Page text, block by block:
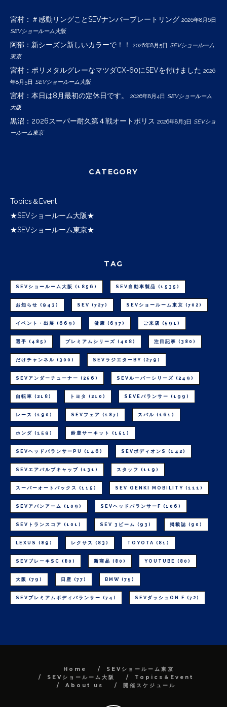
宮村：＃感動リングことSEVナンバープレートリング 2026年8月6日
SEVショールーム大阪
阿部：新シーズン新しいカラーで！！ 2026年8月5日 SEVショールーム
東京
宮村：ポリメタルグレーなマツダCX-60にSEVを付けました 2026
年8月5日 SEVショールーム大阪
宮村：本日は8月最初の定休日です。 2026年8月4日 SEVショールーム
大阪
黒沼：2026スーパー耐久第４戦オートポリス 2026年8月3日 SEVショ
ールーム東京
CATEGORY
Topics＆Event
★SEVショールーム大阪★
★SEVショールーム東京★
TAG
SEVショールーム大阪 (1856) SEV自動車製品 (1535)
お知らせ (943) SEV (727) SEVショールーム東京 (702)
イベント・出展 (669) 健康 (637) ご来店 (591)
選手 (485) プレミアムシリーズ (408) 注目記事 (380)
だけチャンネル (300) SEVラジエターBY (279)
SEVアンダーチューナー (256) SEVルーパーシリーズ (249)
自転車 (218) トヨタ (210) SEVEバランサー (199)
レース (190) SEVフェア (187) スバル (161)
ホンダ (159) 鈴鹿サーキット (151)
SEVヘッドバランサーPU (146) SEVボディオンS (142)
SEVエアバルブキャップ (131) スタッフ (119)
スーパーオートバックス (115) SEV GENKI MOBILITY (111)
SEVアバンアーム (109) SEVヘッドバランサーF (106)
SEVトランスコア (101) SEV 3ビーム (93) 掲載誌 (90)
LEXUS (89) レクサス (83) TOYOTA (81)
SEVブレーキSC (80) 新商品 (80) YOUTUBE (80)
大阪 (79) 日産 (77) BMW (75)
SEVプレミアムボディバランサー (74) SEVダッシュON F (72)
Home
SEVショールーム東京
SEVショールーム大阪
Topics＆Event
About us
開催スケジュール